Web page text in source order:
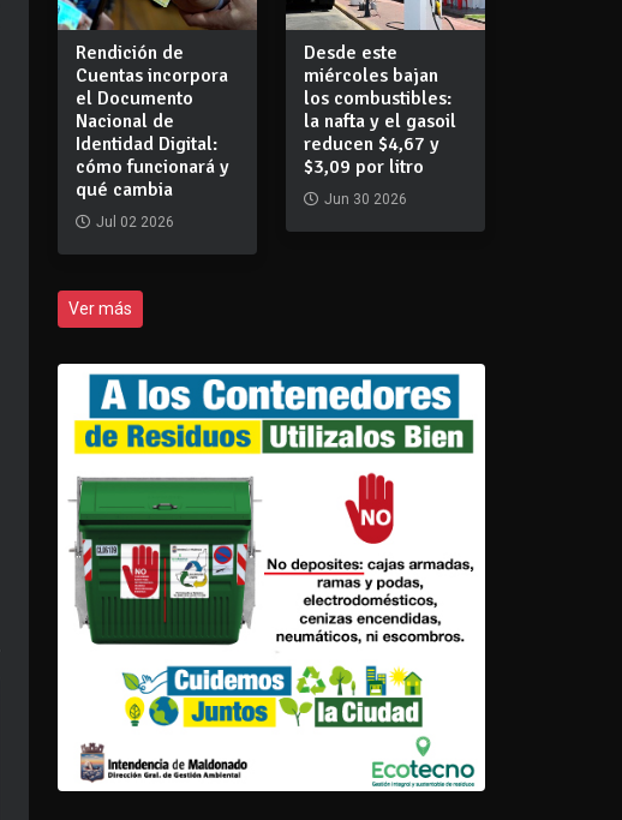
Rendición de
Cuentas incorpora
el Documento
Nacional de
Identidad Digital:
cómo funcionará y
qué cambia
Jul 02 2026
Desde este
miércoles bajan
los combustibles:
la nafta y el gasoil
reducen $4,67 y
$3,09 por litro
Jun 30 2026
Ver más